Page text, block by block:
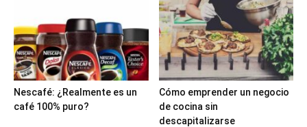
Nescafé: ¿Realmente es un
café 100% puro?
Cómo emprender un negocio
de cocina sin
descapitalizarse